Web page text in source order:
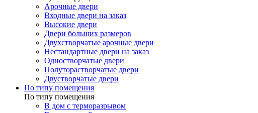
Арочные двери
Входные двери на заказ
Высокие двери
Двери больших размеров
Двухстворчатые арочные двери
Нестандартные двери на заказ
Одностворчатые двери
Полуторастворчатые двери
Двустворчатые двери
По типу помещения
По типу помещения
В дом с терморазрывом